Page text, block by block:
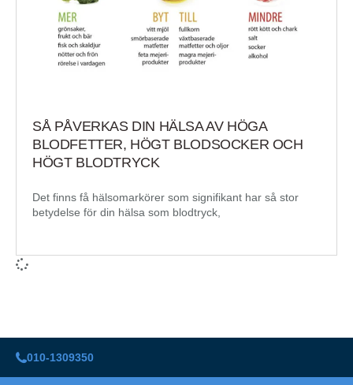
SÅ PÅVERKAS DIN HÄLSA AV HÖGA
BLODFETTER, HÖGT BLODSOCKER OCH
HÖGT BLODTRYCK
Det finns få hälsomarkörer som signifikant har så stor
betydelse för din hälsa som blodtryck,
010-1309350